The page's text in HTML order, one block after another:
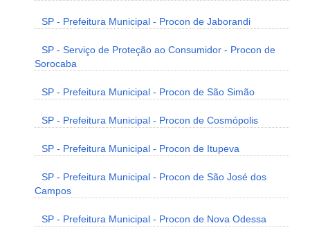
SP - Prefeitura Municipal - Procon de Jaborandi
SP - Serviço de Proteção ao Consumidor - Procon de
Sorocaba
SP - Prefeitura Municipal - Procon de São Simão
SP - Prefeitura Municipal - Procon de Cosmópolis
SP - Prefeitura Municipal - Procon de Itupeva
SP - Prefeitura Municipal - Procon de São José dos
Campos
SP - Prefeitura Municipal - Procon de Nova Odessa